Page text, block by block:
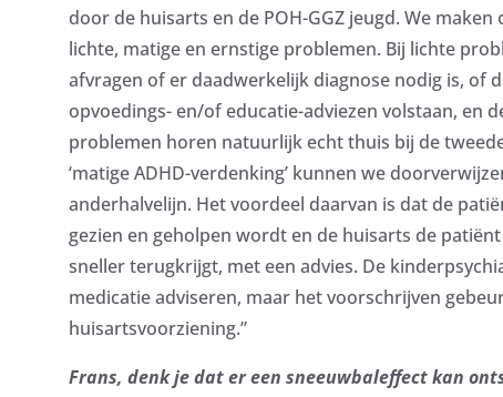
door de huisarts en de POH-GGZ jeugd. We maken
lichte, matige en ernstige problemen. Bij lichte
afvragen of er daadwerkelijk diagnose nodig is, of
opvoedings- en/of educatie-adviezen volstaan, en
problemen horen natuurlijk echt thuis bij de
‘matige ADHD-verdenking’ kunnen we
anderhalvelijn. Het voordeel daarvan is dat de
gezien en geholpen wordt en de huisarts de
sneller terugkrijgt, met een advies. De
medicatie adviseren, maar het voorschrijven
huisartsvoorziening.”
Frans, denk je dat er een sneeuwbaleffect kan